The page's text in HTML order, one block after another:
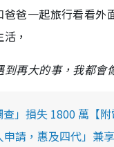
爸一起旅行看看
，
再大的事，我都會
」損失 1800 萬【附
請，惠及四代」兼